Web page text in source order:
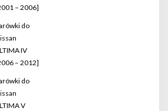
– 2006]
do
IV
– 2012]
do
V